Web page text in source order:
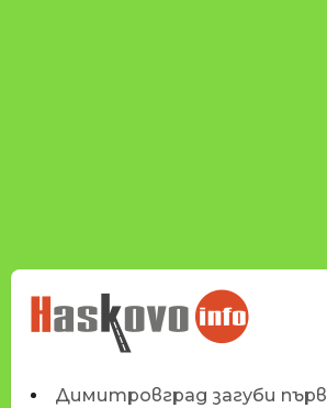
НОВИНИТЕ НА
HASKOVO.INFO
Димитровград загуби